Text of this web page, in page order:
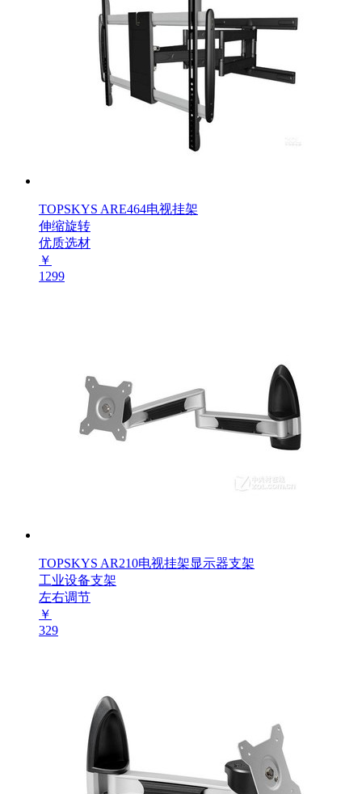
TOPSKYS ARE464电视挂架
伸缩旋转
优质选材
￥
1299
TOPSKYS AR210电视挂架显示器支架
工业设备支架
左右调节
￥
329